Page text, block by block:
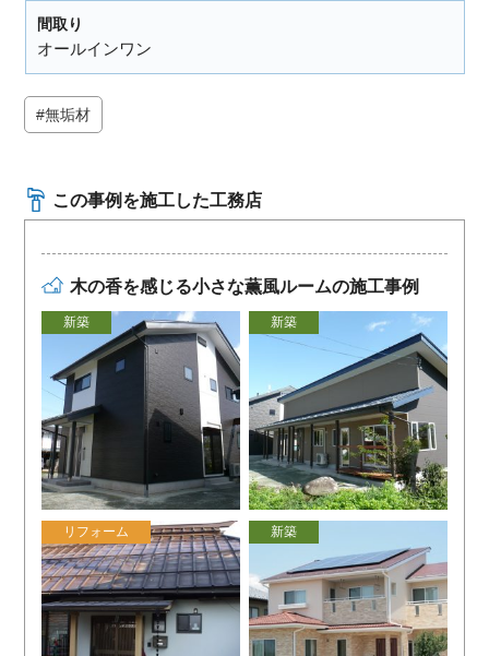
間取り
オールインワン
無垢材
この事例を施工した工務店
木の香を感じる小さな薫風ルームの施工事例
新築 新築
リフォーム 新築